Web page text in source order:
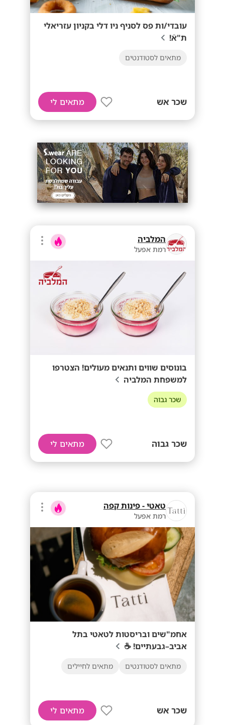
עובדי/ות פס לסניף ניו דלי בקניון עזריאלי
ת"אֿ!
מתאים לסטודנטים
שכר אש מתאים לי
המלביה
רמת אפעל
בונוסים שווים ותנאים מעולים! הצטרפו
למשפחת המלביה
שכר גבוה
שכר גבוה מתאים לי
טאטי - פינות קפה
רמת אפעל
אחמ"שים ובריסטות לטאטי בתל
אביב–גבעתיים! ☕
מתאים לסטודנטים מתאים לחיילים
שכר אש מתאים לי